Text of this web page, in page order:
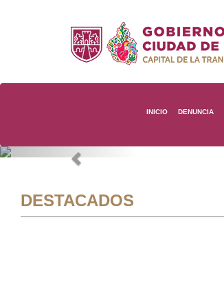
INICIO DENUNCIA
Previous
DESTACADOS